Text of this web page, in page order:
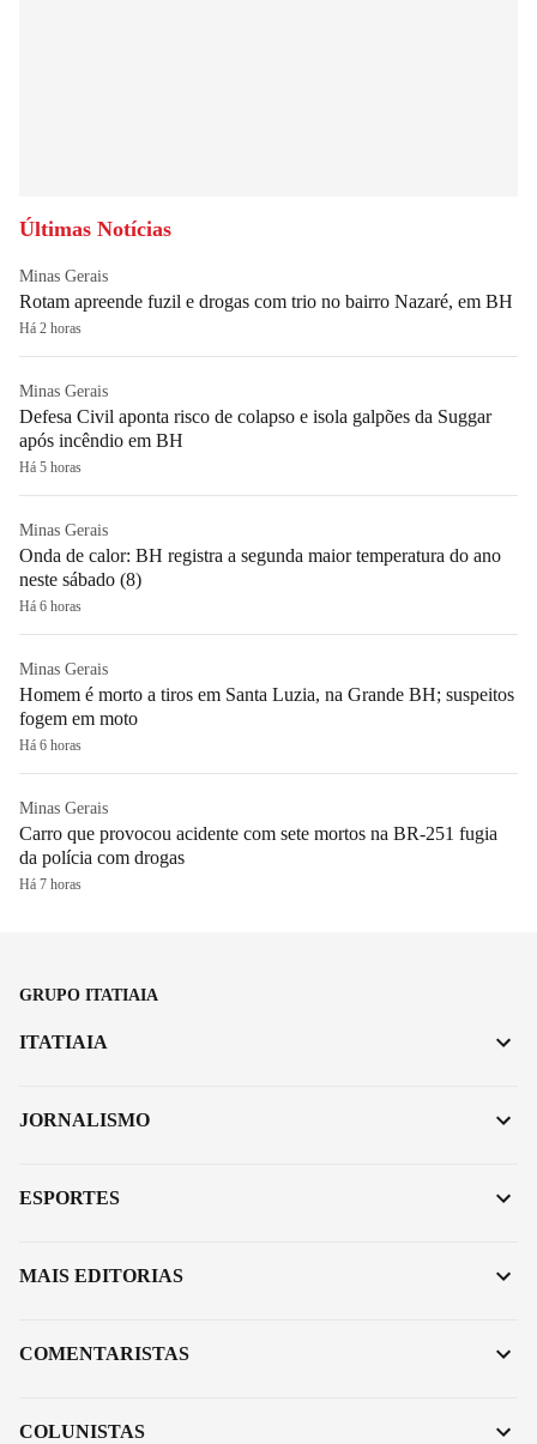
Últimas Notícias
Minas Gerais
Rotam apreende fuzil e drogas com trio no bairro Nazaré, em BH
Há 2 horas
Minas Gerais
Defesa Civil aponta risco de colapso e isola galpões da Suggar
após incêndio em BH
Há 5 horas
Minas Gerais
Onda de calor: BH registra a segunda maior temperatura do ano
neste sábado (8)
Há 6 horas
Minas Gerais
Homem é morto a tiros em Santa Luzia, na Grande BH; suspeitos
fogem em moto
Há 6 horas
Minas Gerais
Carro que provocou acidente com sete mortos na BR-251 fugia
da polícia com drogas
Há 7 horas
GRUPO ITATIAIA
ITATIAIA
JORNALISMO
ESPORTES
MAIS EDITORIAS
COMENTARISTAS
COLUNISTAS